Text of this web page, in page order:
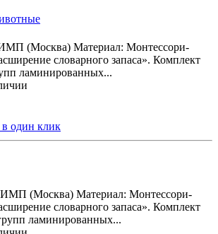
(Москва) Материал: Монтессори-
словарного запаса». Комплект
ламинированных...
один клик
(Москва) Материал: Монтессори-
словарного запаса». Комплект
ламинированных...